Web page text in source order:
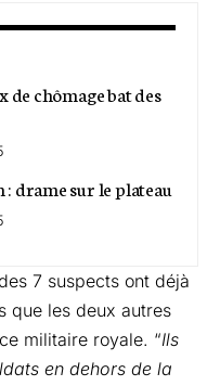
de chômage bat des
drame sur le plateau
7 suspects ont déjà
que les deux autres
militaire royale. “Ils
en dehors de la